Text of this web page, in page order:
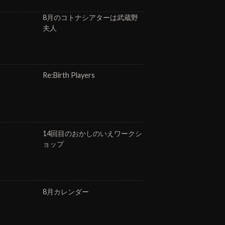
8月のコトナシアターは武蔵野
夫人
Re:Birth Players
14回目のおかしのいえワークシ
ョップ
8月カレンダー